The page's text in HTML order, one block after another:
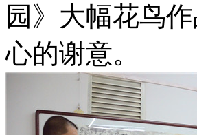
园》大幅花鸟
心的谢意。